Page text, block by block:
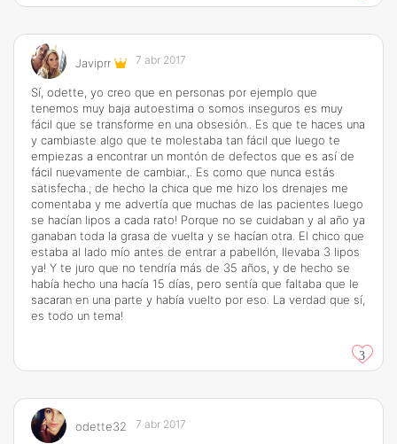
Javiprr 7 abr 2017
Sí, odette, yo creo que en personas por ejemplo que
tenemos muy baja autoestima o somos inseguros es muy
fácil que se transforme en una obsesión.. Es que te haces una
y cambiaste algo que te molestaba tan fácil que luego te
empiezas a encontrar un montón de defectos que es así de
fácil nuevamente de cambiar.,. Es como que nunca estás
satisfecha.; de hecho la chica que me hizo los drenajes me
comentaba y me advertía que muchas de las pacientes luego
se hacían lipos a cada rato! Porque no se cuidaban y al año ya
ganaban toda la grasa de vuelta y se hacían otra. El chico que
estaba al lado mío antes de entrar a pabellón, llevaba 3 lipos
ya! Y te juro que no tendría más de 35 años, y de hecho se
había hecho una hacía 15 días, pero sentía que faltaba que le
sacaran en una parte y había vuelto por eso. La verdad que sí,
es todo un tema!
3
odette32 7 abr 2017